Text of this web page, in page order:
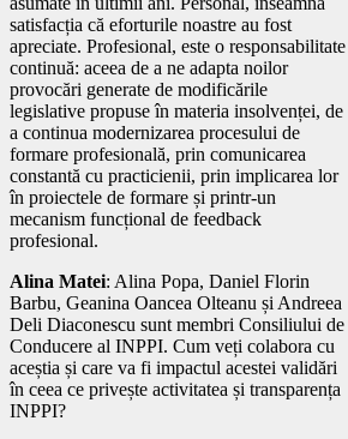
satisfacția că eforturile noastre au fost
apreciate. Profesional, este o responsabilitate
continuă: aceea de a ne adapta noilor
provocări generate de modificările
legislative propuse în materia insolvenței, de
a continua modernizarea procesului de
formare profesională, prin comunicarea
constantă cu practicienii, prin implicarea lor
în proiectele de formare și printr-un
mecanism funcțional de feedback
profesional.
Alina Matei: Alina Popa, Daniel Florin
Barbu, Geanina Oancea Olteanu și Andreea
Deli Diaconescu sunt membri Consiliului de
Conducere al INPPI. Cum veți colabora cu
aceștia și care va fi impactul acestei validări
în ceea ce privește activitatea și transparența
INPPI?